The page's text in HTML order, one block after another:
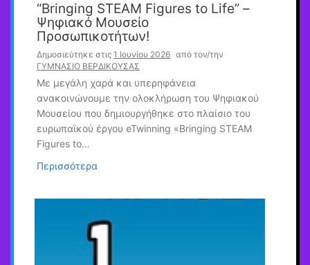
“Bringing STEAM Figures to Life” –
Ψηφιακό Μουσείο
Προσωπικοτήτων!
Δημοσιεύτηκε στις 1 Ιουνίου 2026 από τον/την
ΓΥΜΝΑΣΙΟ ΒΕΡΔΙΚΟΥΣΑΣ
Με μεγάλη χαρά και υπερηφάνεια
ανακοινώνουμε την ολοκλήρωση του Ψηφιακού
Μουσείου που δημιουργήθηκε στο πλαίσιο του
ευρωπαϊκού έργου eTwinning «Bringing STEAM
Figures to…
Περισσότερα